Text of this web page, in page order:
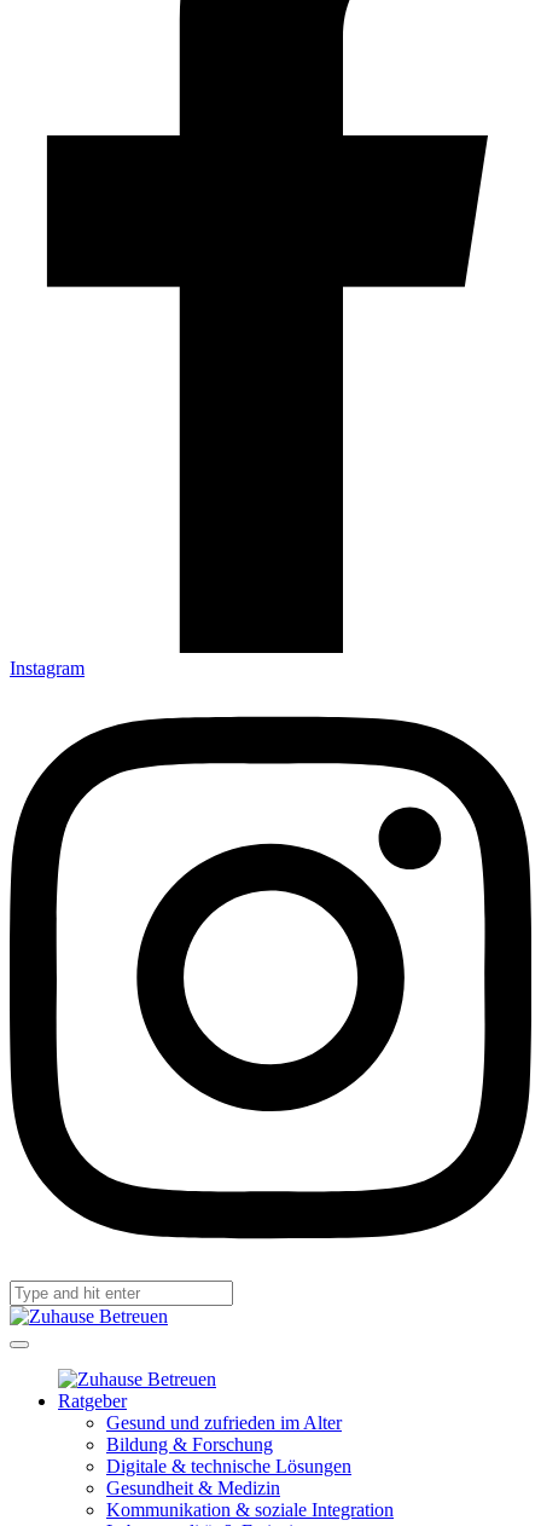
Instagram
Ratgeber
Gesund und zufrieden im Alter
Bildung & Forschung
Digitale & technische Lösungen
Gesundheit & Medizin
Kommunikation & soziale Integration